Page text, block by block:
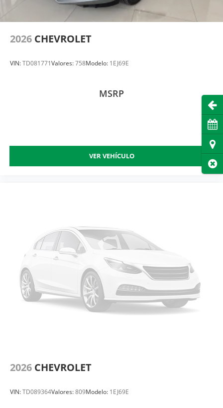
2026 CHEVROLET
VIN:TD081771Valores:758Modelo: 1EJ69E
MSRP
VER VEHÍCULO
2026 CHEVROLET
VIN:TD089364Valores:809Modelo: 1EJ69E